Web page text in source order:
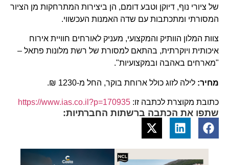
של ציורי נוף, דיוקן וטבע דומם, הן ביצירות המתרחקות מן הציור
המסורתי ומתכתבות עם שדה האמנות העכשווי.
צוות המלון הוותיק והמקצועי, מעניק לאורחים חוויית אירוח
איכותית ויוקרתית, בהתאם למסורת של רשת מלונות פתאל –
"מארחים באהבה ובמקצועיות".
מחיר: לילה לזוג כולל ארוחת בוקר, החל מ-1230 ₪.
כתובת מקוצרת לכתבה זו: https://www.ias.co.il?p=170935
שתפו את הכתבה ברשתות החברתיות: